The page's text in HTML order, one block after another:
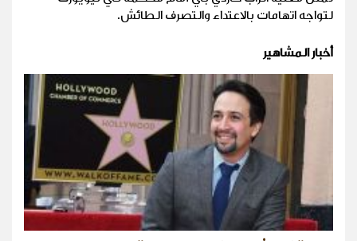
لتواجه اتهامات بالاعتداء والتصرف الطائش.
أخبار المشاهير